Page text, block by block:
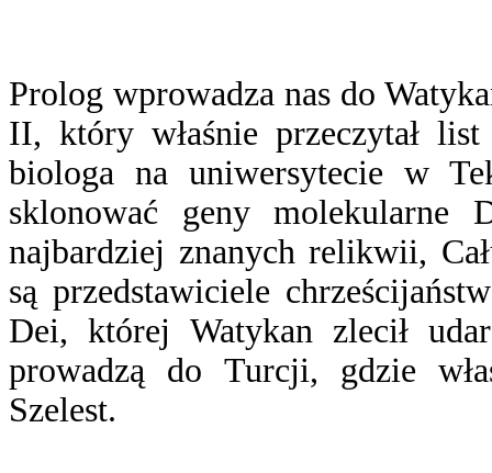
Prolog wprowadza nas do
II, który właśnie przeczytał
biologa na uniwersytecie w
sklonować geny molekularne
najbardziej znanych relikwii,
są przedstawiciele
Dei, której Watykan zlecił
prowadzą do Turcji, gdzie
Szelest.